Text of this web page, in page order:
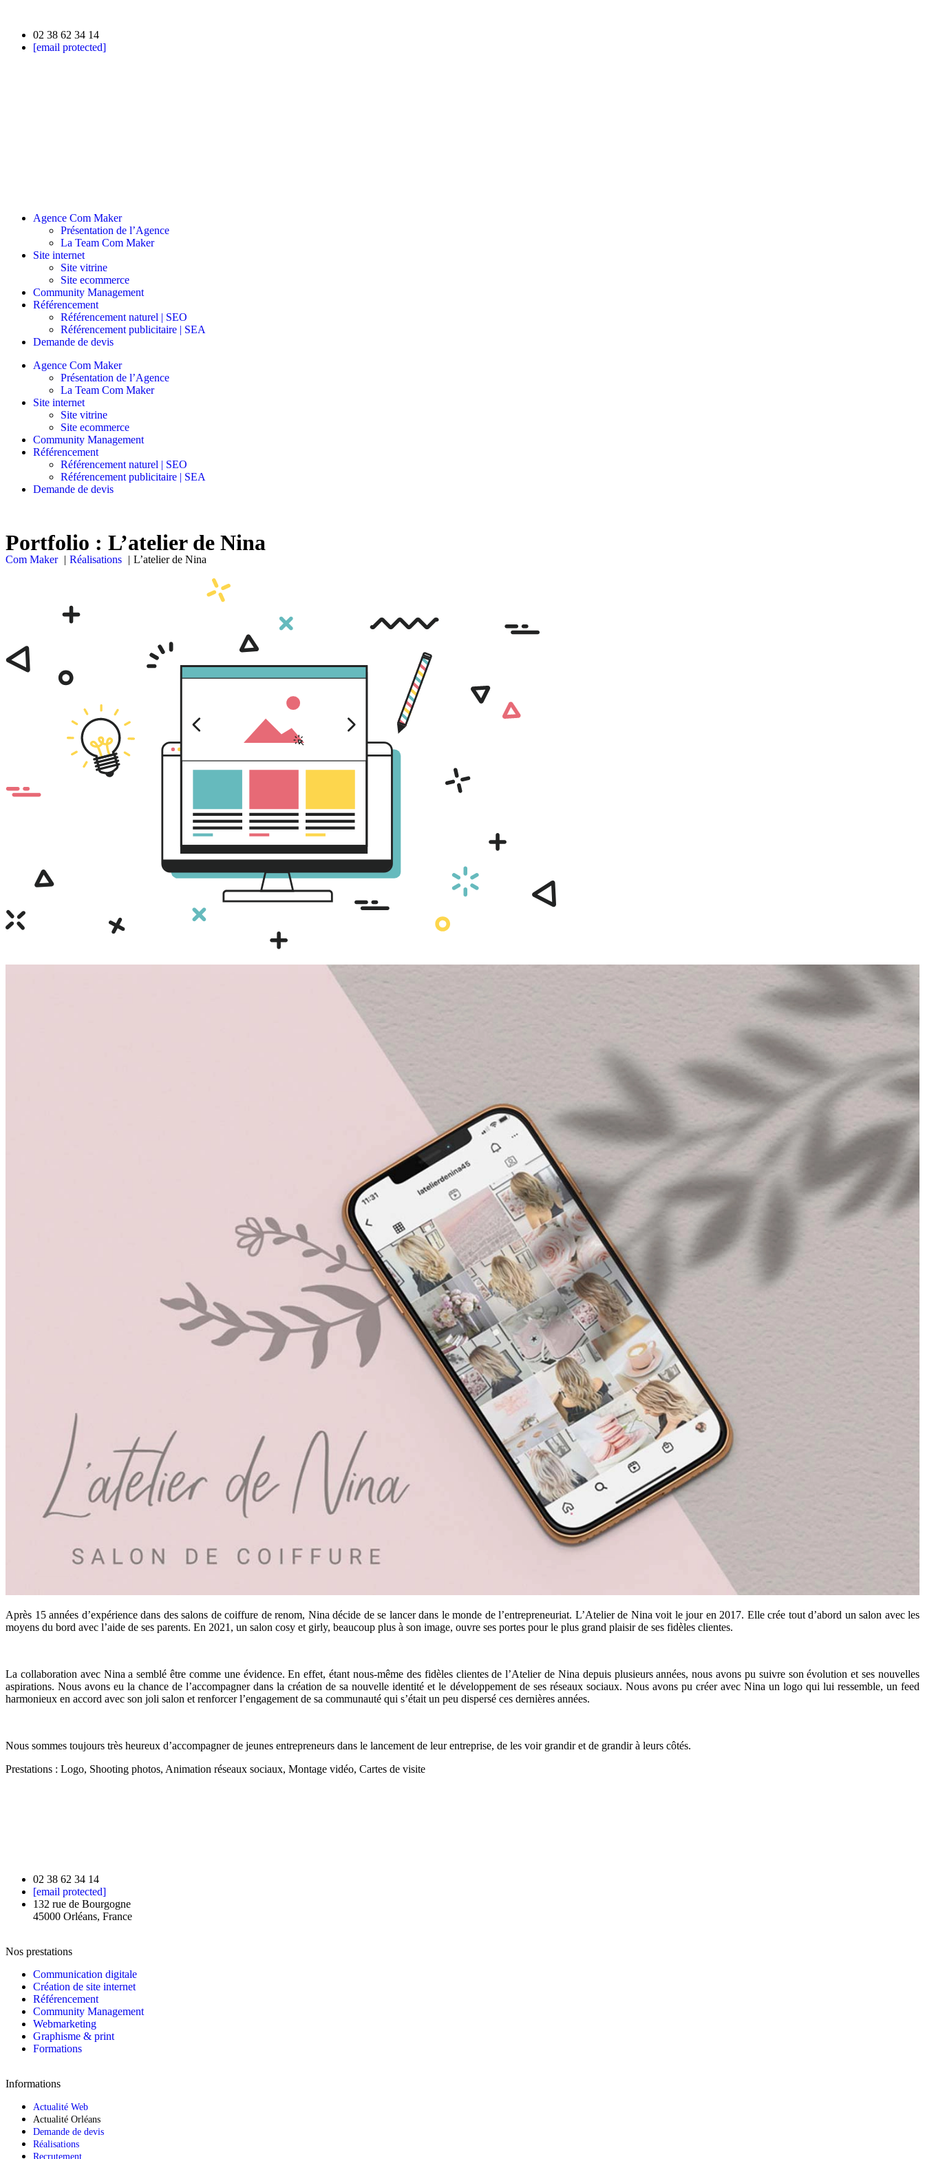
02 38 62 34 14
[email protected]
Agence Com Maker
Présentation de l’Agence
La Team Com Maker
Site internet
Site vitrine
Site ecommerce
Community Management
Référencement
Référencement naturel | SEO
Référencement publicitaire | SEA
Demande de devis
Agence Com Maker
Présentation de l’Agence
La Team Com Maker
Site internet
Site vitrine
Site ecommerce
Community Management
Référencement
Référencement naturel | SEO
Référencement publicitaire | SEA
Demande de devis
Portfolio : L’atelier de Nina
Com Maker Réalisations L’atelier de Nina
Après 15 années d’expérience dans des salons de coiffure de renom, Nina décide de se lancer dans le monde de l’entrepreneuriat. L’Atelier de Nina voit le jour en 2017. Elle crée tout d’abord un salon avec les
moyens du bord avec l’aide de ses parents. En 2021, un salon cosy et girly, beaucoup plus à son image, ouvre ses portes pour le plus grand plaisir de ses fidèles clientes.
La collaboration avec Nina a semblé être comme une évidence. En effet, étant nous-même des fidèles clientes de l’Atelier de Nina depuis plusieurs années, nous avons pu suivre son évolution et ses nouvelles
aspirations. Nous avons eu la chance de l’accompagner dans la création de sa nouvelle identité et le développement de ses réseaux sociaux. Nous avons pu créer avec Nina un logo qui lui ressemble, un feed
harmonieux en accord avec son joli salon et renforcer l’engagement de sa communauté qui s’était un peu dispersé ces dernières années.
Nous sommes toujours très heureux d’accompagner de jeunes entrepreneurs dans le lancement de leur entreprise, de les voir grandir et de grandir à leurs côtés.
Prestations : Logo, Shooting photos, Animation réseaux sociaux, Montage vidéo, Cartes de visite
02 38 62 34 14
[email protected]
132 rue de Bourgogne
45000 Orléans, France
Nos prestations
Communication digitale
Création de site internet
Référencement
Community Management
Webmarketing
Graphisme & print
Formations
Informations
Actualité Web
Actualité Orléans
Demande de devis
Réalisations
Recrutement